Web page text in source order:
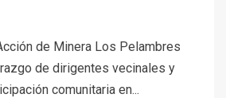
de Minera Los Pelambres
de dirigentes vecinales y
comunitaria en...